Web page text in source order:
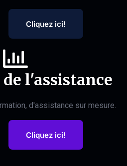
Cliquez ici!
l'assistance
d'assistance sur mesure.
Cliquez ici!